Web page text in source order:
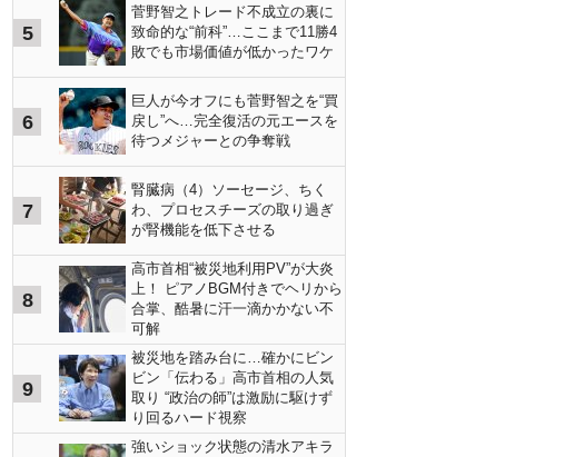
5
菅野智之トレード不成立の裏に
致命的な“前科”…ここまで11勝4
敗でも市場価値が低かったワケ
6
巨人が今オフにも菅野智之を“買
戻し”へ…完全復活の元エースを
待つメジャーとの争奪戦
7
腎臓病（4）ソーセージ、ちく
わ、プロセスチーズの取り過ぎ
が腎機能を低下させる
8
高市首相“被災地利用PV”が大炎
上！ ピアノBGM付きでヘリから
合掌、酷暑に汗一滴かかない不
可解
9
被災地を踏み台に…確かにビン
ビン「伝わる」高市首相の人気
取り “政治の師”は激励に駆けず
り回るハード視察
強いショック状態の清水アキラ